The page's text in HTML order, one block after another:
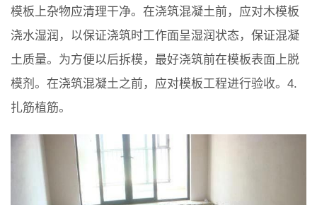
模板上杂物应清理干净。在浇筑混凝土前，应对木模板
浇水湿润，以保证浇筑时工作面呈湿润状态，保证混凝
土质量。为方便以后拆模，最好浇筑前在模板表面上脱
模剂。在浇筑混凝土之前，应对模板工程进行验收。4.
扎筋植筋。